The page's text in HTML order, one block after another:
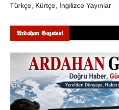
Türkçe, Kürtçe, İngilizce Yayınlar
𝕬𝖗𝖉𝖆𝖍𝖆𝖓 𝕲𝖆𝖟𝖊𝖙𝖊𝖘𝖎